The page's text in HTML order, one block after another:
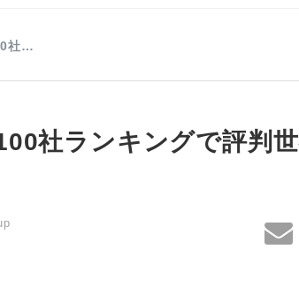
社…
社ランキングで評判